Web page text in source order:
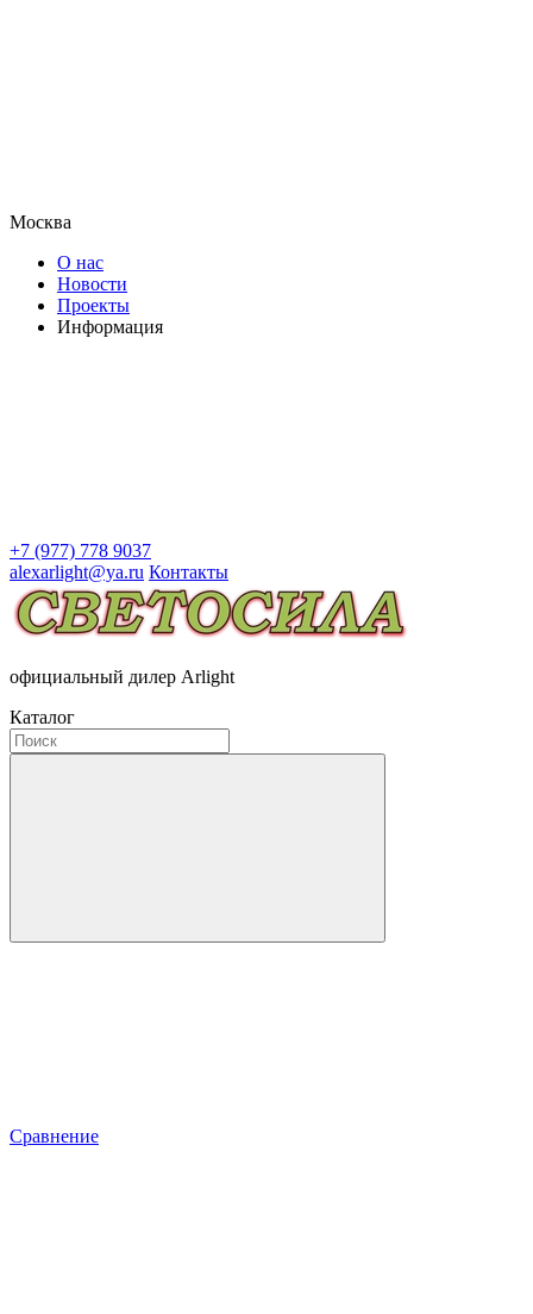
Москва
О нас
Новости
Проекты
Информация
+7 (977) 778 9037
alexarlight@ya.ru Контакты
официальный дилер Arlight
Каталог
Сравнение